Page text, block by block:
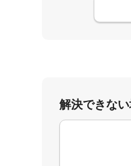
解決できな